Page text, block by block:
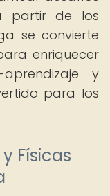
partir de los
se convierte
enriquecer
y
para los
Físicas